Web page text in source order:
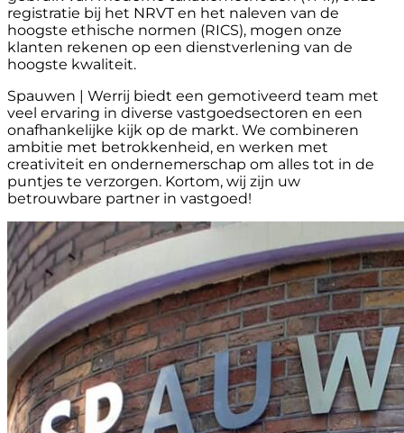
registratie bij het NRVT en het naleven van de
hoogste ethische normen (RICS), mogen onze
klanten rekenen op een dienstverlening van de
hoogste kwaliteit.
Spauwen | Werrij biedt een gemotiveerd team met
veel ervaring in diverse vastgoedsectoren en een
onafhankelijke kijk op de markt. We combineren
ambitie met betrokkenheid, en werken met
creativiteit en ondernemerschap om alles tot in de
puntjes te verzorgen. Kortom, wij zijn uw
betrouwbare partner in vastgoed!